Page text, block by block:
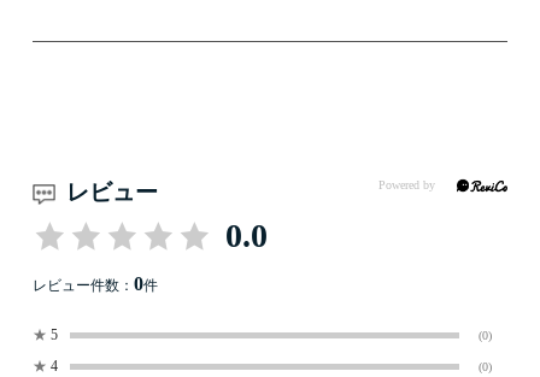
レビュー
0.0
レビュー件数： 0件
★ 5 (0)
★ 4 (0)